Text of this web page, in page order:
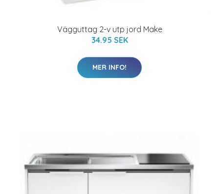
Vägguttag 2-v utp jord Make
34.95 SEK
MER INFO!